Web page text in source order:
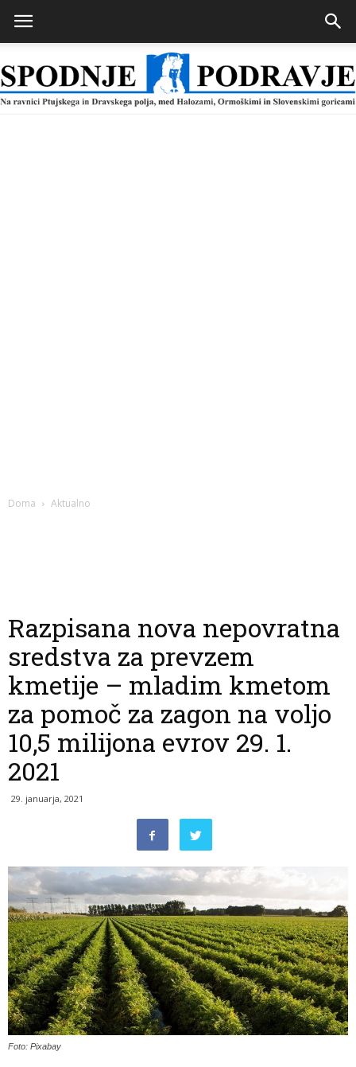
Doma Aktualno
Razpisana nova nepovratna
sredstva za prevzem
kmetije – mladim kmetom
za pomoč za zagon na voljo
10,5 milijona evrov 29. 1.
2021
29. januarja, 2021
Foto: Pixabay